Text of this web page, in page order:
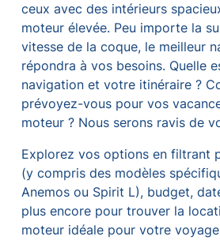
ceux avec des intérieurs
moteur élevée. Peu importe la
vitesse de la coque, le meilleur
répondra à vos besoins. Quelle
navigation et votre itinéraire ?
prévoyez-vous pour vos
moteur ? Nous serons ravis de
Explorez vos options en filtrant
(y compris des modèles
Anemos ou Spirit L), budget,
plus encore pour trouver la
moteur idéale pour votre